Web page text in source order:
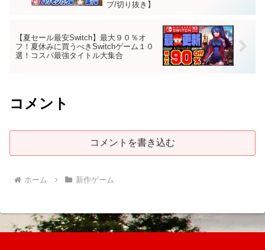
ブ/切り抜き】
【夏セール最安Switch】最大９０％オ
フ！夏休みに買うべきSwitchゲーム１０
選！コスパ最強タイトル大集合
コメント
コメントを書き込む
ホーム 新作ゲーム